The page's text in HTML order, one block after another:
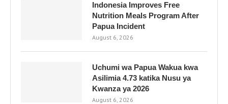
Indonesia Improves Free
Nutrition Meals Program After
Papua Incident
August 6, 2026
Uchumi wa Papua Wakua kwa
Asilimia 4.73 katika Nusu ya
Kwanza ya 2026
August 6, 2026